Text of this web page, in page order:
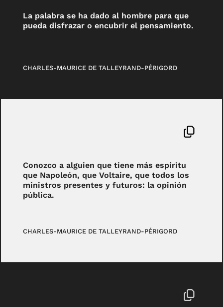
La palabra se ha dado al hombre para que
pueda disfrazar o encubrir el pensamiento.
CHARLES-MAURICE DE TALLEYRAND-PÉRIGORD
Conozco a alguien que tiene más espíritu
que Napoleón, que Voltaire, que todos los
ministros presentes y futuros: la opinión
pública.
CHARLES-MAURICE DE TALLEYRAND-PÉRIGORD